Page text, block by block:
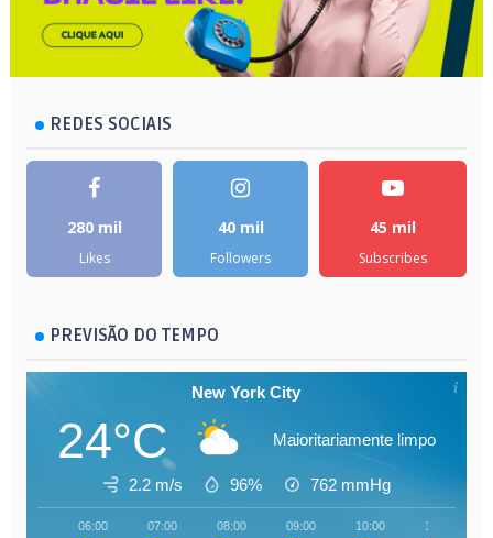
REDES SOCIAIS
280 mil
Likes
40 mil
Followers
45 mil
Subscribes
PREVISÃO DO TEMPO
New York City
24°C Maioritariamente limpo
2.2 m/s 96% 762 mmHg
06:00 07:00 08:00 09:00 10:00 11:00